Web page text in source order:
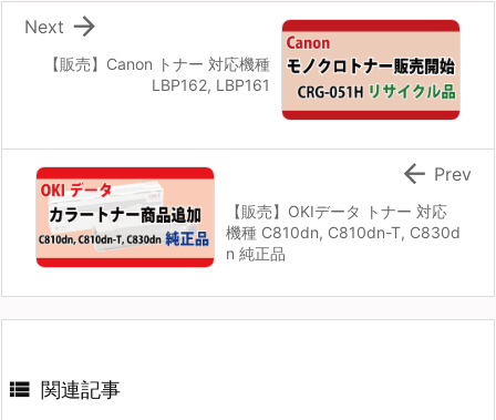
【販売】Canon トナー 対応機種
LBP162, LBP161

Next
【販売】OKIデータ トナー 対応
機種 C810dn, C810dn-T, C830d
n 純正品
 Prev
 関連記事